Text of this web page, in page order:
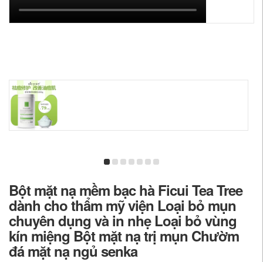
Bột mặt nạ mềm bạc hà Ficui Tea Tree
dành cho thẩm mỹ viện Loại bỏ mụn
chuyên dụng và in nhẹ Loại bỏ vùng
kín miệng Bột mặt nạ trị mụn Chườm
đá mặt nạ ngủ senka